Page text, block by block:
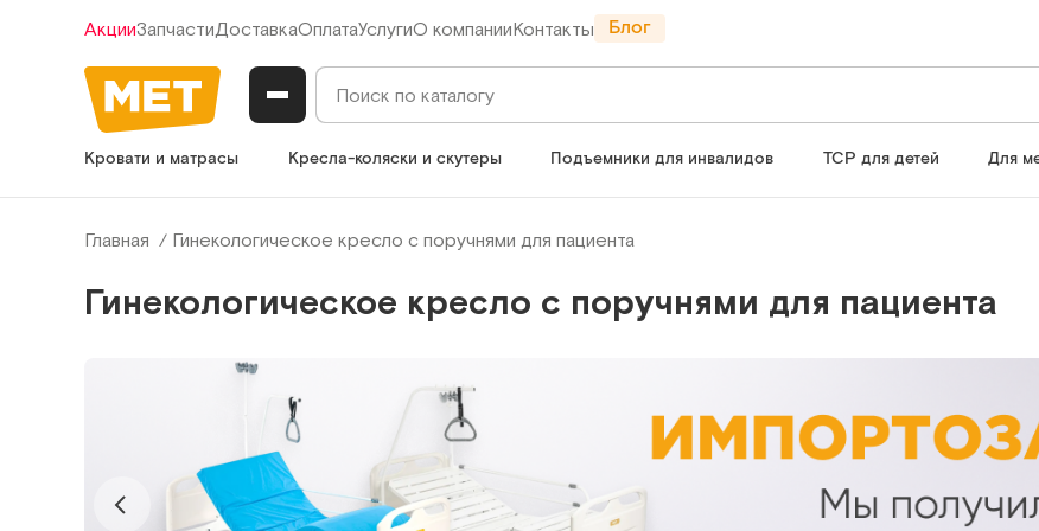
АкцииЗапчастиДоставкаОплатаУслугиО компанииКонтакты Блог
Кровати и матрасы Кресла-коляски и скутеры Подъемники для инвалидов ТСР для детей Для
Главная Гинекологическое кресло с поручнями для пациента
Гинекологическое кресло с поручнями для пациента